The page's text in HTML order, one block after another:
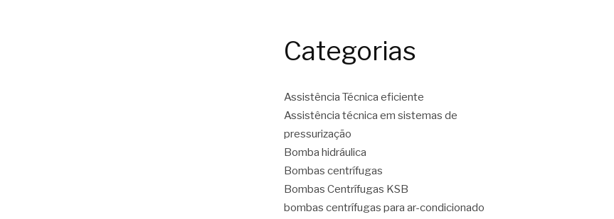
Categorias
Assistência Técnica eficiente
Assistência técnica em sistemas de
pressurização
Bomba hidráulica
Bombas centrífugas
Bombas Centrífugas KSB
bombas centrífugas para ar-condicionado